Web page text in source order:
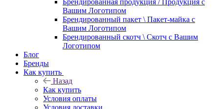
Брендированная продукция / Продукция с
Вашим Логотипом
Брендированный пакет \ Пакет-майка с
Вашим Логотипом
Брендированный скотч \ Скотч с Вашим
Логотипом
Блог
Бренды
Как купить
Назад
Как купить
Условия оплаты
Условия доставки